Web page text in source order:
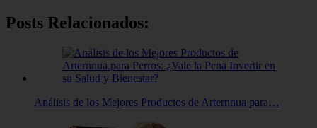
Posts Relacionados:
Análisis de los Mejores Productos de Arternnua para…